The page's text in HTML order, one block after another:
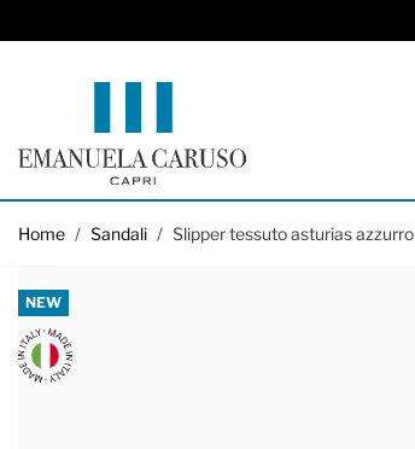
Home / Sandali / Slipper tessuto asturias azzurro
NEW